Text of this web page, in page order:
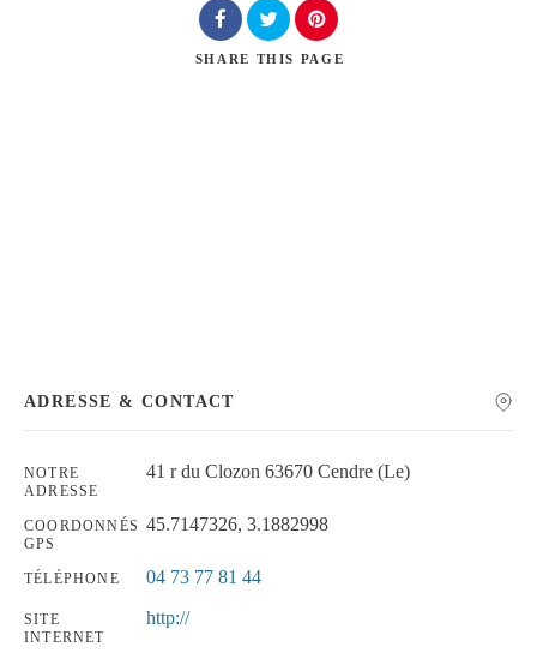
SHARE THIS PAGE
ADRESSE & CONTACT
NOTRE
ADRESSE
41 r du Clozon 63670 Cendre (Le)
COORDONNÉS
GPS
45.7147326, 3.1882998
TÉLÉPHONE 04 73 77 81 44
SITE
INTERNET
http://